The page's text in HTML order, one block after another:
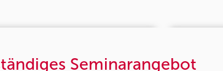
Seminarangebot